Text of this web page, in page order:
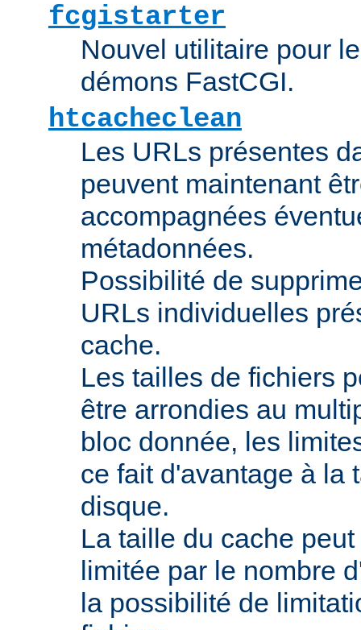
fcgistarter
Nouvel utilitaire pour
démons FastCGI.
htcacheclean
Les URLs présentes
peuvent maintenant
accompagnées
métadonnées.
Possibilité de
URLs individuelles
cache.
Les tailles de fichiers
être arrondies au
bloc donnée, les
ce fait d'avantage à la
disque.
La taille du cache
limitée par le nombre
la possibilité de